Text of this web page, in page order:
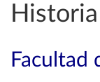
Facultad